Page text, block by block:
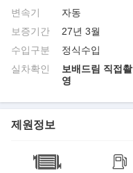
변속기
자동
보증기간
27년 3월
수입구분
정식수입
실차확인
보배드림 직접촬
영
제원정보